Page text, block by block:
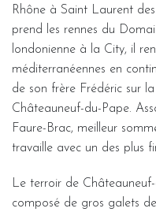
Rhône à Saint Laurent
prend les rennes du
londonienne à la City, il
méditerranéennes en
de son frère Frédéric sur
Châteauneuf-du-Pape.
Faure-Brac, meilleur
travaille avec un des plus
Le terroir de
composé de gros galets